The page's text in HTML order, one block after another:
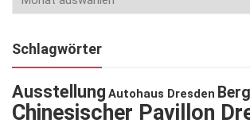
Schlagwörter
Ausstellung Autohaus Dresden
Chinesischer Pavillon